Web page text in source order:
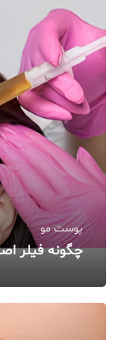
پوست مو
چگونه فیلر